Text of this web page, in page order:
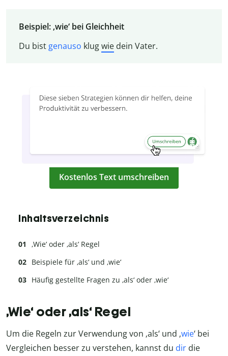
Beispiel: ‚wie‘ bei Gleichheit
Du bist genauso klugwiedein Vater.
Kostenlos Text umschreiben
Inhaltsverzeichnis
‚Wie‘ oder ‚als‘ Regel
Beispiele für ‚als‘ und ‚wie‘
Häufig gestellte Fragen zu ‚als‘ oder ‚wie‘
‚Wie‘ oder ‚als‘ Regel
Um die Regeln zur Verwendung von ‚als‘ und ‚wie‘ bei
Vergleichen besser zu verstehen, kannst du dir die